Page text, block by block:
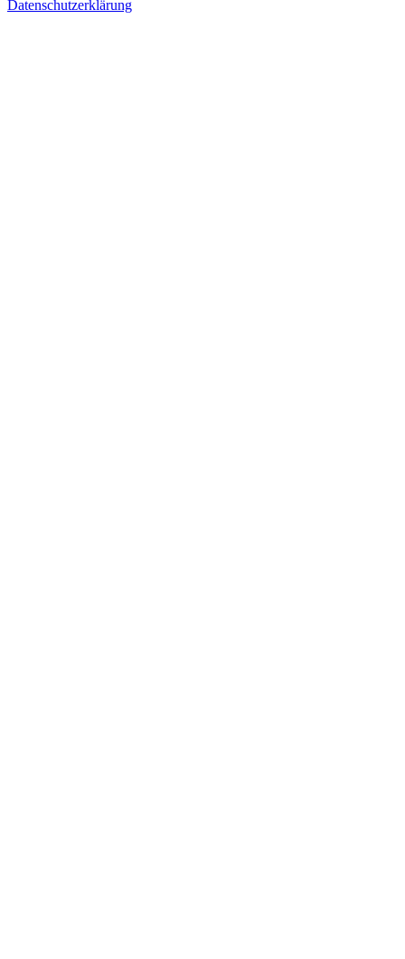
Datenschutzerklärung